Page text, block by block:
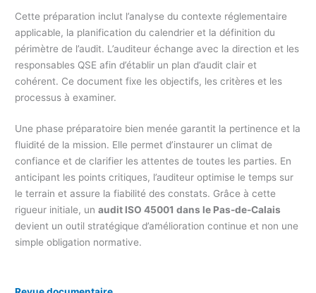
Cette préparation inclut l’analyse du contexte réglementaire
applicable, la planification du calendrier et la définition du
périmètre de l’audit. L’auditeur échange avec la direction et les
responsables QSE afin d’établir un plan d’audit clair et
cohérent. Ce document fixe les objectifs, les critères et les
processus à examiner.
Une phase préparatoire bien menée garantit la pertinence et la
fluidité de la mission. Elle permet d’instaurer un climat de
confiance et de clarifier les attentes de toutes les parties. En
anticipant les points critiques, l’auditeur optimise le temps sur
le terrain et assure la fiabilité des constats. Grâce à cette
rigueur initiale, unaudit ISO 45001 dans le Pas-de-Calais
devient un outil stratégique d’amélioration continue et non une
simple obligation normative.